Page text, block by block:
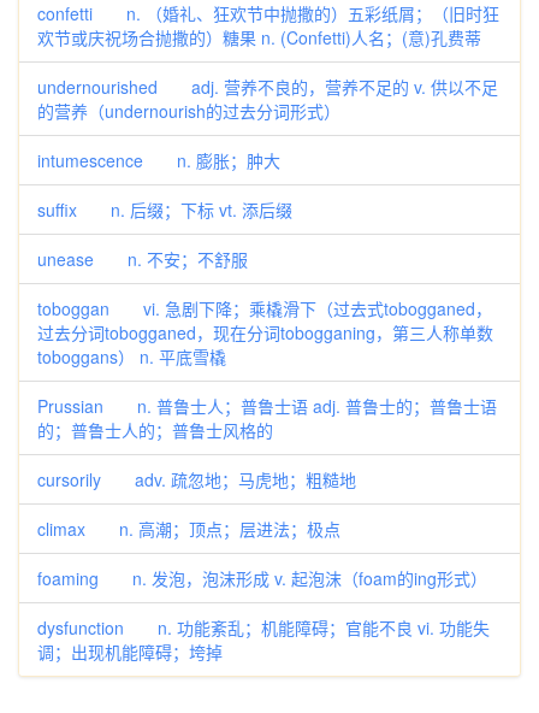
confetti n. （婚礼、狂欢节中抛撒的）五彩纸屑；（旧时狂
欢节或庆祝场合抛撒的）糖果 n. (Confetti)人名；(意)孔费蒂
undernourished adj. 营养不良的，营养不足的 v. 供以不足
的营养（undernourish的过去分词形式）
intumescence n. 膨胀；肿大
suffix n. 后缀；下标 vt. 添后缀
unease n. 不安；不舒服
toboggan vi. 急剧下降；乘橇滑下（过去式tobogganed，
过去分词tobogganed，现在分词tobogganing，第三人称单数
toboggans） n. 平底雪橇
Prussian n. 普鲁士人；普鲁士语 adj. 普鲁士的；普鲁士语
的；普鲁士人的；普鲁士风格的
cursorily adv. 疏忽地；马虎地；粗糙地
climax n. 高潮；顶点；层进法；极点
foaming n. 发泡，泡沫形成 v. 起泡沫（foam的ing形式）
dysfunction n. 功能紊乱；机能障碍；官能不良 vi. 功能失
调；出现机能障碍；垮掉